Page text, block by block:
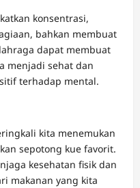
konsentrasi,
bahkan membuat
dapat membuat
menjadi sehat dan
terhadap mental.
kita menemukan
sepotong kue favorit.
kesehatan fisik dan
makanan yang kita